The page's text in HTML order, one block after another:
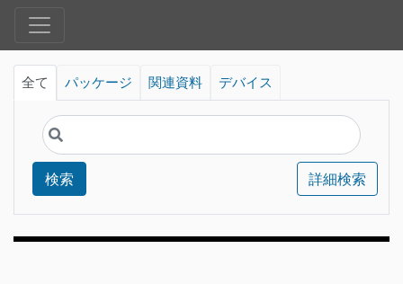
全て パッケージ 関連資料 デバイス
検索 詳細検索